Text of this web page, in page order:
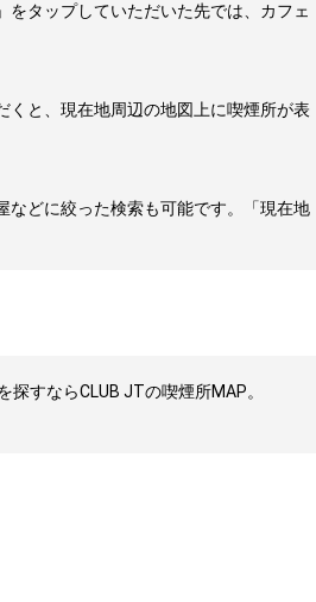
タップしていただいた先では、カフェ
くと、現在地周辺の地図上に喫煙所が表
などに絞った検索も可能です。「現在地
すならCLUB JTの喫煙所MAP。